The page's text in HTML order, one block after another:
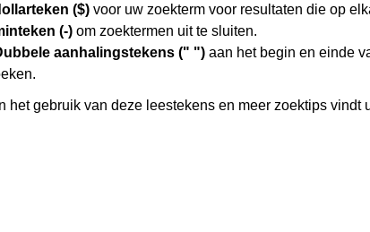
($) voor uw zoekterm voor resultaten die op
(-) om zoektermen uit te sluiten.
aanhalingstekens (" ") aan het begin en einde
het gebruik van deze leestekens en meer zoektips vindt